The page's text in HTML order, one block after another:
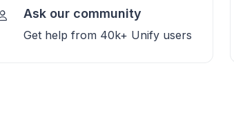
Ask our community
Get help from 40k+ Unify users